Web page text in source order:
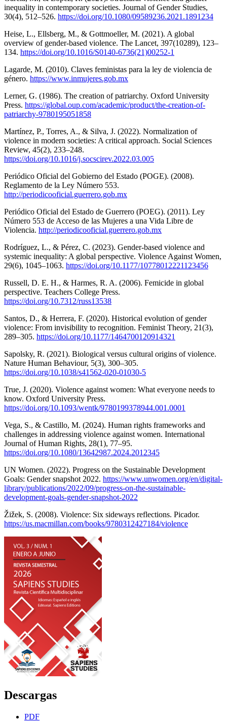
inequality in contemporary societies. Journal of Gender Studies,
30(4), 512–526. https://doi.org/10.1080/09589236.2021.1891234
Heise, L., Ellsberg, M., & Gottmoeller, M. (2021). A global
overview of gender-based violence. The Lancet, 397(10289), 123–
134. https://doi.org/10.1016/S0140-6736(21)00252-1
Lagarde, M. (2010). Claves feministas para la ley de violencia de
género. https://www.inmujeres.gob.mx
Lerner, G. (1986). The creation of patriarchy. Oxford University
Press. https://global.oup.com/academic/product/the-creation-of-
patriarchy-9780195051858
Martínez, P., Torres, A., & Silva, J. (2022). Normalization of
violence in modern societies: A critical approach. Social Sciences
Review, 45(2), 233–248.
https://doi.org/10.1016/j.socscirev.2022.03.005
Periódico Oficial del Gobierno del Estado (POGE). (2008).
Reglamento de la Ley Número 553.
http://periodicooficial.guerrero.gob.mx
Periódico Oficial del Estado de Guerrero (POEG). (2011). Ley
Número 553 de Acceso de las Mujeres a una Vida Libre de
Violencia. http://periodicooficial.guerrero.gob.mx
Rodríguez, L., & Pérez, C. (2023). Gender-based violence and
systemic inequality: A global perspective. Violence Against Women,
29(6), 1045–1063. https://doi.org/10.1177/10778012221123456
Russell, D. E. H., & Harmes, R. A. (2006). Femicide in global
perspective. Teachers College Press.
https://doi.org/10.7312/russ13538
Santos, D., & Herrera, F. (2020). Historical evolution of gender
violence: From invisibility to recognition. Feminist Theory, 21(3),
289–305. https://doi.org/10.1177/1464700120914321
Sapolsky, R. (2021). Biological versus cultural origins of violence.
Nature Human Behaviour, 5(3), 300–305.
https://doi.org/10.1038/s41562-020-01030-5
True, J. (2020). Violence against women: What everyone needs to
know. Oxford University Press.
https://doi.org/10.1093/wentk/9780199378944.001.0001
Vega, S., & Castillo, M. (2024). Human rights frameworks and
challenges in addressing violence against women. International
Journal of Human Rights, 28(1), 77–95.
https://doi.org/10.1080/13642987.2024.2012345
UN Women. (2022). Progress on the Sustainable Development
Goals: Gender snapshot 2022. https://www.unwomen.org/en/digital-
library/publications/2022/09/progress-on-the-sustainable-
development-goals-gender-snapshot-2022
Žižek, S. (2008). Violence: Six sideways reflections. Picador.
https://us.macmillan.com/books/9780312427184/violence
Descargas
PDF